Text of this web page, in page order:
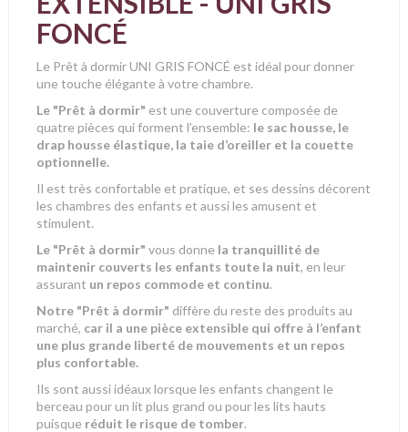
FONCÉ
Le Prêt à dormir UNI GRIS FONCÉ est idéal pour donner
une touche élégante à votre chambre.
Le "Prêt à dormir" est une couverture composée de
quatre pièces qui forment l’ensemble: le sac housse, le
drap housse élastique, la taie d’oreiller et la couette
optionnelle.
Il est très confortable et pratique, et ses dessins décorent
les chambres des enfants et aussi les amusent et
stimulent.
Le "Prêt à dormir" vous donne la tranquillité de
maintenir couverts les enfants toute la nuit, en leur
assurant un repos commode et continu.
Notre "Prêt à dormir" diffère du reste des produits au
marché, car il a une pièce extensible qui offre à l’enfant
une plus grande liberté de mouvements et un repos
plus confortable.
Ils sont aussi idéaux lorsque les enfants changent le
berceau pour un lit plus grand ou pour les lits hauts
puisque réduit le risque de tomber.